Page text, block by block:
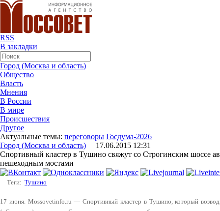
RSS
В закладки
Город (Москва и область)
Общество
Власть
Мнения
В России
В мире
Происшествия
Другое
Актуальные темы: переговоры Госдума-2026
Город (Москва и область) 17.06.2015 12:31
Спортивный кластер в Тушино свяжут со Строгинским шоссе
пешеходным мостами
Теги: Тушино
17 июня. Mossovetinfo.ru — Спортивный кластер в Тушино, который